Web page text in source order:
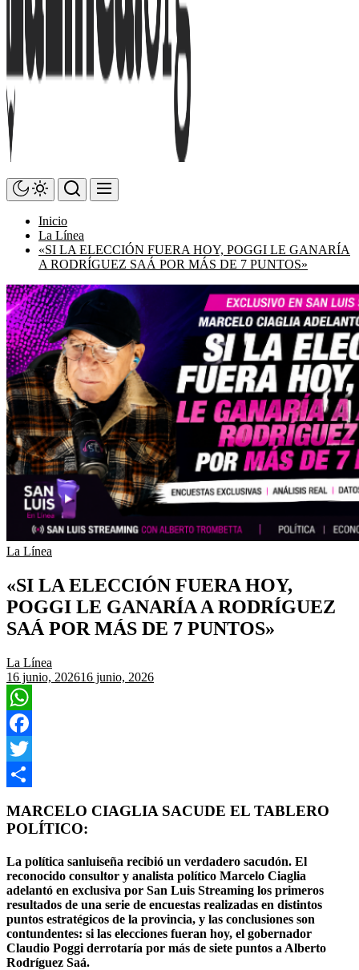
Inicio
La Línea
«SI LA ELECCIÓN FUERA HOY, POGGI LE GANARÍA
A RODRÍGUEZ SAÁ POR MÁS DE 7 PUNTOS»
La Línea
«SI LA ELECCIÓN FUERA HOY,
POGGI LE GANARÍA A RODRÍGUEZ
SAÁ POR MÁS DE 7 PUNTOS»
La Línea
16 junio, 202616 junio, 2026
WhatsApp
Facebook
Twitter
MARCELO CIAGLIA SACUDE EL TABLERO
POLÍTICO:
La política sanluiseña recibió un verdadero sacudón. El
reconocido consultor y analista político Marcelo Ciaglia
adelantó en exclusiva por San Luis Streaming los primeros
resultados de una serie de encuestas realizadas en distintos
puntos estratégicos de la provincia, y las conclusiones son
contundentes: si las elecciones fueran hoy, el gobernador
Claudio Poggi derrotaría por más de siete puntos a Alberto
Rodríguez Saá.